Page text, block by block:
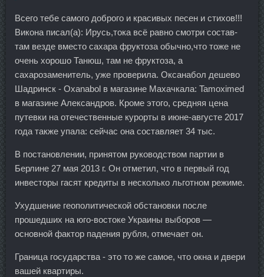
Всего тебе самого доброго и красивых песен и стихов!!!
Викона писал(а): Ирусь,тока всё равно смотри состав-
там везде вместо сахара фруктоза обычно,что тоже не
очень хорошо Танюш, там не фруктоза, а
сахарозаменитель, уже проверила. Оксанабол дешево
Шадринск - Oxanabol в магазине Махачкала: Tamoximed
в магазине Александров. Кроме этого, средняя цена
путевки на отечественные курорты в июне-августе 2017
года также упала: сейчас она составляет 34 тыс.
В постановлении, принятом руководством партии в
Берлине 27 мая 2013 г. Он отметил, что в первый год
инвесторы гасят кредиты в несколько льготном режиме.
Ухудшение геополитической обстановки после
прошедших на юго-востоке Украины выборов —
основной фактор падения рубля, отмечает он.
Граница государства - это то же самое, что окна и двери
вашей квартиры.